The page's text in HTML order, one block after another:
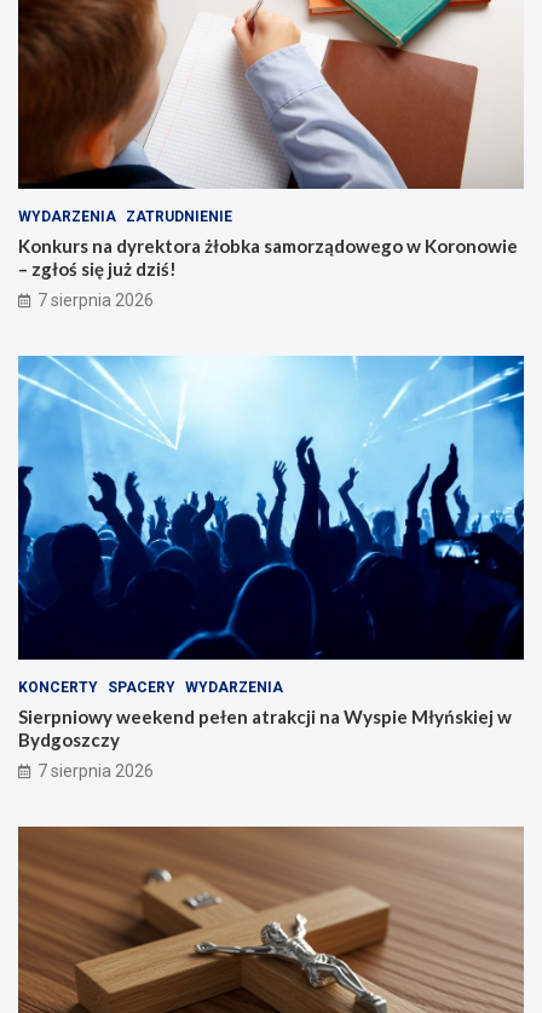
WYDARZENIA ZATRUDNIENIE
Konkurs na dyrektora żłobka samorządowego w Koronowie
– zgłoś się już dziś!
7 sierpnia 2026
KONCERTY SPACERY WYDARZENIA
Sierpniowy weekend pełen atrakcji na Wyspie Młyńskiej w
Bydgoszczy
7 sierpnia 2026